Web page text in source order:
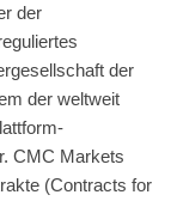
der
der
der weltweit
CMC Markets
(Contracts for